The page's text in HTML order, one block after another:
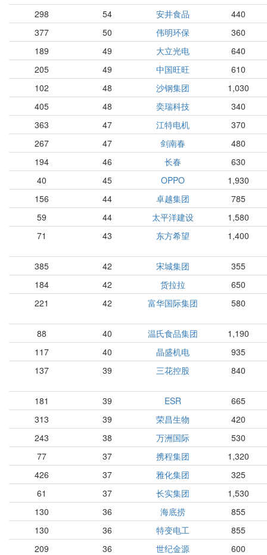
298
54 安井食品
440
377
50 伟明环保
360
189
49 大立光电
640
205
49 中国旺旺
610
102
48 沙钢集团
1,030
405
48 奕瑞科技
340
363
47 江特电机
370
267
47 剑南春
480
194
46 长春
630
40
45 OPPO
1,930
156
44 卓越集团
785
59
44 太平洋建设
1,580
71
43 东方希望 1,400
385 42 宋城集团
355
184
42 货拉拉
650
221
42 富华国际集团 580
88 40 温氏食品集团
1,190
117
40 晶盛机电
935
137
39 三花控股 840
181 39 ESR
665
313
39 荣昌生物
420
243
38 万洲国际
530
77
37 携程集团
1,320
426
37 雅化集团
325
61
37 长实集团
1,530
130
36 海底捞
855
130
36 特变电工
855
209
36 世纪金源
600